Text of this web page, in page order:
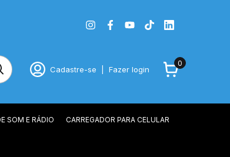
Cadastre-se Fazer login
0
SOM E RÁDIO CARREGADOR PARA CELULAR